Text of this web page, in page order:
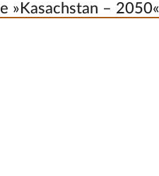
»Kasachstan – 2050«